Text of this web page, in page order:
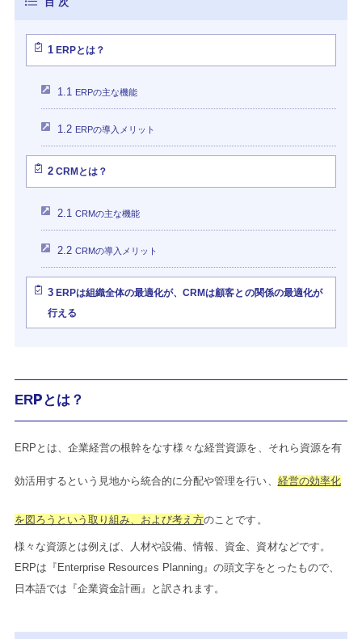
1ERPとは？
1.1 ERPの主な機能
1.2 ERPの導入メリット
2CRMとは？
2.1 CRMの主な機能
2.2 CRMの導入メリット
3ERPは組織全体の最適化が、CRMは顧客との関係の最適化が
行える
ERPとは？
ERPとは、企業経営の根幹をなす様々な経営資源を、それら資源を有
効活用するという見地から統合的に分配や管理を行い、 経営の効率化
を図ろうという取り組み、および考え方のことです。
様々な資源とは例えば、人材や設備、情報、資金、資材などです。
ERPは『Enterprise Resources Planning』の頭文字をとったもので、
日本語では『企業資金計画』と訳されます。